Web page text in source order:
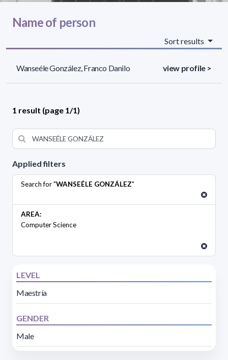
Applied filters
Search for "WANSEÉLE GONZÁLEZ"
AREA:
Computer Science
LEVEL
Maestría
GENDER
Male
Name of person
Sort results
Wanseéle González, Franco Danilo view profile >
1 result (page 1/1)